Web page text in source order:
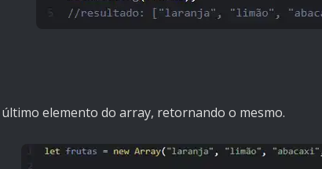
último elemento do array, retornando o mesmo.